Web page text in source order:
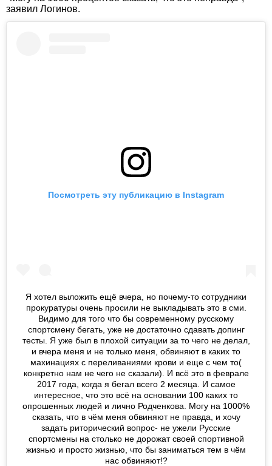
заявил Логинов.
Посмотреть эту публикацию в Instagram
Я хотел выложить ещё вчера, но почему-то сотрудники
прокуратуры очень просили не выкладывать это в сми.
Видимо для того что бы современному русскому
спортсмену бегать, уже не достаточно сдавать допинг
тесты. Я уже был в плохой ситуации за то чего не делал,
и вчера меня и не только меня, обвиняют в каких то
махинациях с переливаниями крови и еще с чем то(
конкретно нам не чего не сказали). И всё это в феврале
2017 года, когда я бегал всего 2 месяца. И самое
интересное, что это всё на основании 100 каких то
опрошенных людей и лично Родченкова. Могу на 1000%
сказать, что в чём меня обвиняют не правда, и хочу
задать риторический вопрос- не ужели Русские
спортсмены на столько не дорожат своей спортивной
жизнью и просто жизнью, что бы заниматься тем в чём
нас обвиняют!?